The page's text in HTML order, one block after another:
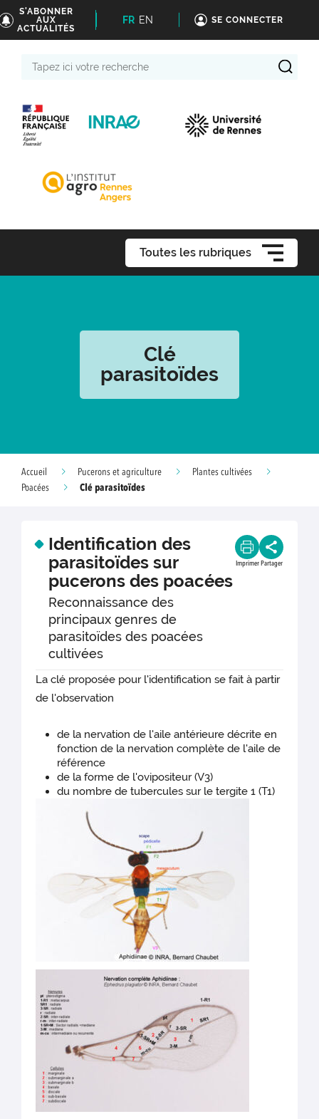
S'ABONNER
AUX
ACTUALITÉS
FR EN SE CONNECTER
Toutes les rubriques
Clé
parasitoïdes
Accueil Pucerons et agriculture
Plantes cultivées
Poacées
Clé parasitoïdes
Identification des
parasitoïdes sur
pucerons des poacées
Reconnaissance des
principaux genres de
parasitoïdes des poacées
cultivées
Imprimer Partager
La clé proposée pour l'identification se fait à partir
de l'observation
de la nervation de l'aile antérieure décrite en
fonction de la nervation complète de l'aile de
référence
de la forme de l'ovipositeur (V3)
du nombre de tubercules sur le tergite 1 (T1)